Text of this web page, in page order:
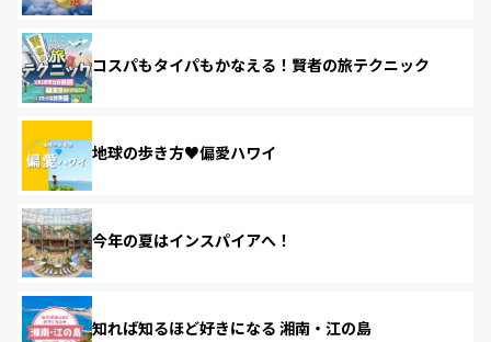
コスパもタイパもかなえる！賢者の旅テクニック
地球の歩き方♥偏愛ハワイ
今年の夏はインスパイアへ！
知れば知るほど好きになる 湘南・江の島